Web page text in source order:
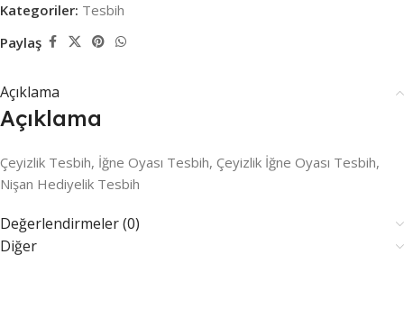
Kategoriler: Tesbih
Paylaş
Açıklama
Açıklama
Çeyizlik Tesbih, İğne Oyası Tesbih, Çeyizlik İğne Oyası Tesbih,
Nişan Hediyelik Tesbih
Değerlendirmeler (0)
Diğer